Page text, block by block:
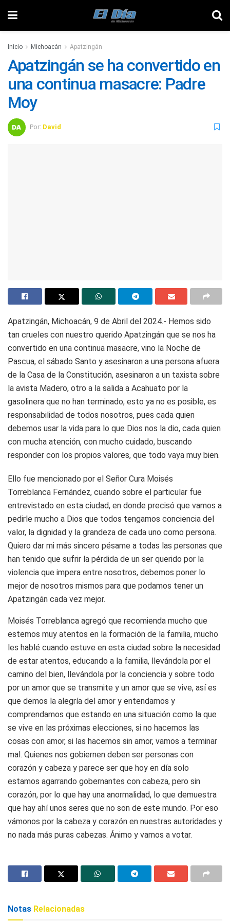
Inicio Michoacán Apatzingán
Apatzingán se ha convertido en
una continua masacre: Padre
Moy
Por: David
Apatzingán, Michoacán, 9 de Abril del 2024.- Hemos sido
tan crueles con nuestro querido Apatzingán que se nos ha
convertido en una continua masacre, vino la Noche de
Pascua, el sábado Santo y asesinaron a una persona afuera
de la Casa de la Constitución, asesinaron a un taxista sobre
la avista Madero, otro a la salida a Acahuato por la
gasolinera que no han terminado, esto ya no es posible, es
responsabilidad de todos nosotros, pues cada quien
debemos usar la vida para lo que Dios nos la dio, cada quien
con mucha atención, con mucho cuidado, buscando
responder con los propios valores, que todo vaya muy bien.
Ello fue mencionado por el Señor Cura Moisés
Torreblanca Fernández, cuando sobre el particular fue
entrevistado en esta ciudad, en donde precisó que vamos a
pedirle mucho a Dios que todos tengamos conciencia del
valor, la dignidad y la grandeza de cada uno como persona.
Quiero dar mi más sincero pésame a todas las personas que
han tenido que sufrir la pérdida de un ser querido por la
violencia que impera entre nosotros, debemos poner lo
mejor de nosotros mismos para que podamos tener un
Apatzingán cada vez mejor.
Moisés Torreblanca agregó que recomienda mucho que
estemos muy atentos en la formación de la familia, mucho
les hablé cuando estuve en esta ciudad sobre la necesidad
de estar atentos, educando a la familia, llevándola por el
camino del bien, llevándola por la conciencia y sobre todo
por un amor que se transmite y un amor que se vive, así es
que demos la alegría del amor y entendamos y
comprendamos que estando en una situación como la que
se vive en las próximas elecciones, si no hacemos las
cosas con amor, si las hacemos sin amor, vamos a terminar
mal. Quienes nos gobiernen deben ser personas con
corazón y cabeza y parece ser que hoy en día solo
estamos agarrando gobernantes con cabeza, pero sin
corazón, por lo que hay una anormalidad, lo que demuestra
que hay ahí unos seres que no son de este mundo. Por eso
vámonos por la cabeza y corazón en nuestras autoridades y
no nada más puras cabezas. Ánimo y vamos a votar.
Notas Relacionadas